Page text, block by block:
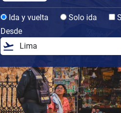
Ida y vuelta Solo ida
Desde